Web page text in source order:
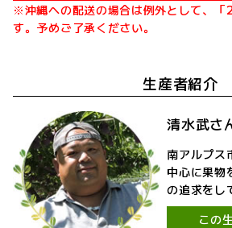
※沖縄への配送の場合は例外として、
す。予めご了承ください。
生産者紹介
清水武さ
南アルプス
中心に果物
の追求をし
この